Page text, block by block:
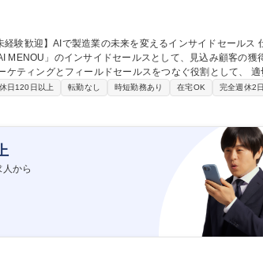
MENOU」のインサイドセールスとして、見込み顧客の獲
ングとフィールドセールスをつなぐ役割として、 適切なタイミ
がら、受注につながる商談機会の最大化を目指します。 【
プローチ/リードナーチャリングおよび商談創出/CRMを活
携したフォローアップ/商談化率向上に向けた改善提案・実
携 募集職種 ★【未経験歓迎】AIで製造業の未来を変えるインサイドセールス
日120日以上 転勤なし 時短勤務あり 在宅OK
完全週休2
から